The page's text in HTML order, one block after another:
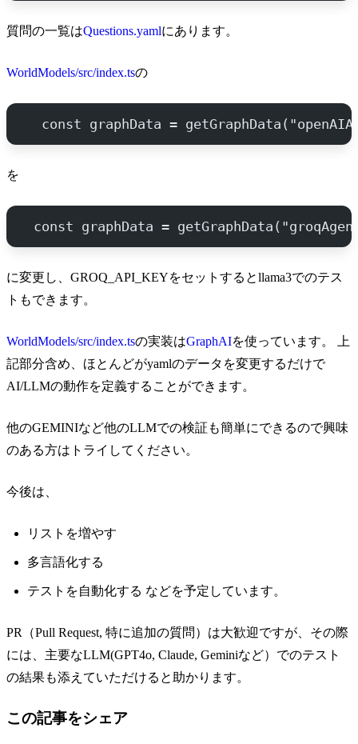
質問の一覧はQuestions.yamlにあります。
WorldModels/src/index.tsの
const graphData =
を
const graphData =
に変更し、GROQ_API_KEYをセットするとllama3でのテス
トもできます。
WorldModels/src/index.tsの実装はGraphAIを使っています。 上
記部分含め、ほとんどがyamlのデータを変更するだけで
AI/LLMの動作を定義することができます。
他のGEMINIなど他のLLMでの検証も簡単にできるので興味
のある方はトライしてください。
今後は、
リストを増やす
多言語化する
テストを自動化する などを予定しています。
PR（Pull Request, 特に追加の質問）は大歓迎ですが、その際
には、主要なLLM(GPT4o, Claude, Geminiなど）でのテスト
の結果も添えていただけると助かります。
この記事をシェア